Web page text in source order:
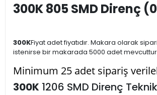
300K 805 SMD Direnç
300KFiyat adet fiyatıdır. Makara olarak
istenirse bir makarada 5000 adet
Minimum 25 adet sipariş
300K 1206 SMD Direnç